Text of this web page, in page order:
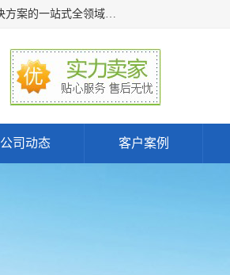
深圳万检通科技有限公司主营:iso9001质量认证机构及质检报告流程，为众多行业和产品提供通行全球解决方案的一站式全领域公共检测、鉴定、验货、srrc认证,质量检测认证及CE认证公司，帮助企业应对全球各种技术贸易壁垒，提升企业竞争优势，满足其对品质的高标准要求。
公司动态 客户案例